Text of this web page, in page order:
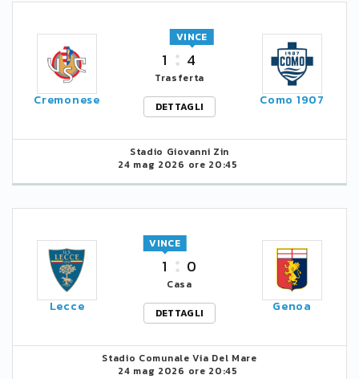
Cremonese
1 4
VINCE
Trasferta
DETTAGLI
Como 1907
Stadio Giovanni Zin
24 mag 2026 ore 20:45
Lecce
1
VINCE
0
Casa
DETTAGLI
Genoa
Stadio Comunale Via Del Mare
24 mag 2026 ore 20:45